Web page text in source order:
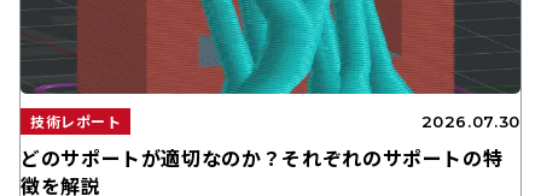
技術レポート 2026.07.30
どのサポートが適切なのか？それぞれのサポートの特
徴を解説